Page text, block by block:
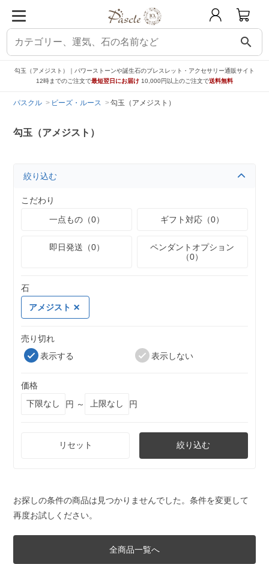
search
勾玉（アメジスト）｜パワーストーンや誕生石のブレスレット・アクセサリー通販サイト
12時までのご注文で最短翌日にお届け 10,000円以上のご注文で送料無料
パスクル ビーズ・ルース 勾玉（アメジスト）
勾玉（アメジスト）
絞り込む
こだわり
一点もの（0）
ギフト対応（0）
即日発送（0）
ペンダントオプション
（0）
石
アメジスト
売り切れ
表示する
表示しない
価格
円 ～
円
リセット 絞り込む
お探しの条件の商品は見つかりませんでした。条件を変更して
再度お試しください。
全商品一覧へ